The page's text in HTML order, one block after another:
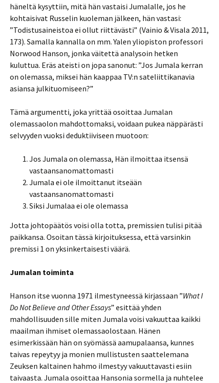
häneltä kysyttiin, mitä hän vastaisi Jumalalle, jos he
kohtaisivat Russelin kuoleman jälkeen, hän vastasi:
”Todistusaineistoa ei ollut riittävästi” (Vainio & Visala 2011,
173). Samalla kannalla on mm. Yalen yliopiston professori
Norwood Hanson, jonka väitettä analysoin hetken
kuluttua. Eräs ateisti on jopa sanonut: ”Jos Jumala kerran
on olemassa, miksei hän kaappaa TV:n sateliittikanavia
asiansa julkituomiseen?”
Tämä argumentti, joka yrittää osoittaa Jumalan
olemassaolon mahdottomaksi, voidaan pukea näppärästi
selvyyden vuoksi deduktiiviseen muotoon:
Jos Jumala on olemassa, Hän ilmoittaa itsensä
vastaansanomattomasti
Jumala ei ole ilmoittanut itseään
vastaansanomattomasti
Siksi Jumalaa ei ole olemassa
Jotta johtopäätös voisi olla totta, premissien tulisi pitää
paikkansa. Osoitan tässä kirjoituksessa, että varsinkin
premissi 1 on yksinkertaisesti väärä.
Jumalan toiminta
Hanson itse vuonna 1971 ilmestyneessä kirjassaan ”What I
Do Not Believe and Other Essays” esittää yhden
mahdollisuuden sille miten Jumala voisi vakuuttaa kaikki
maailman ihmiset olemassaolostaan. Hänen
esimerkissään hän on syömässä aamupalaansa, kunnes
taivas repeytyy ja monien mullistusten saattelemana
Zeuksen kaltainen hahmo ilmestyy vakuuttavasti esiin
taivaasta. Jumala osoittaa Hansonia sormella ja nuhtelee